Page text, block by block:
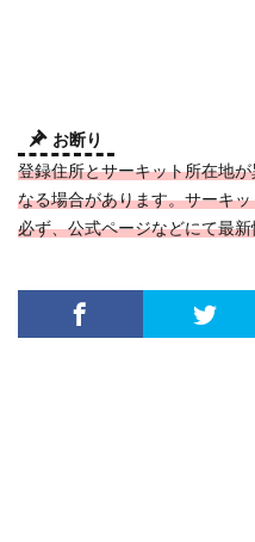
お断り
登録住所とサーキット所在地
なる場合があります。サーキ
必ず、公式ページなどにて最